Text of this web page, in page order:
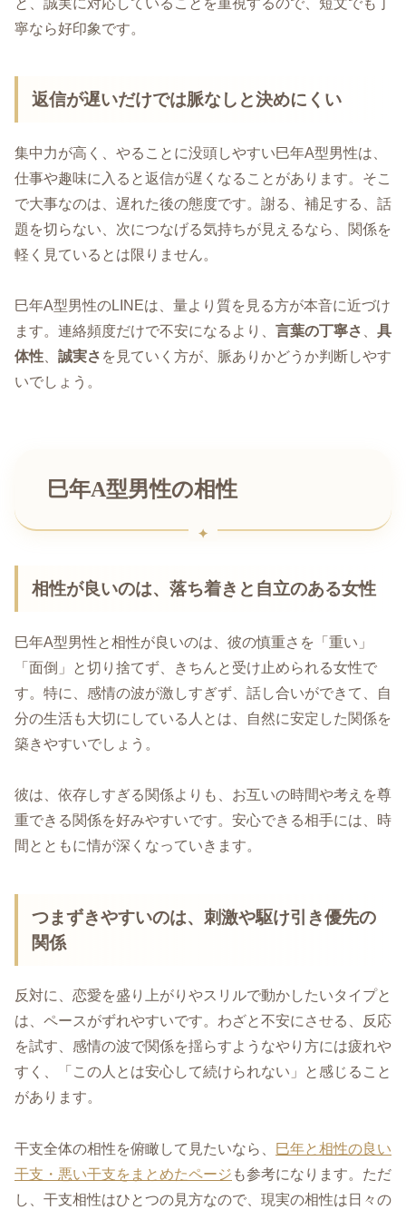
と、誠実に対応していることを重視するので、短文でも丁
寧なら好印象です。
返信が遅いだけでは脈なしと決めにくい
集中力が高く、やることに没頭しやすい巳年A型男性は、
仕事や趣味に入ると返信が遅くなることがあります。そこ
で大事なのは、遅れた後の態度です。謝る、補足する、話
題を切らない、次につなげる気持ちが見えるなら、関係を
軽く見ているとは限りません。
巳年A型男性のLINEは、量より質を見る方が本音に近づけ
ます。連絡頻度だけで不安になるより、 言葉の丁寧さ
具
体性
誠実さ を見ていく方が、脈ありかどうか判断しやす
いでしょう。
巳年A型男性の相性
相性が良いのは、落ち着きと自立のある女性
巳年A型男性と相性が良いのは、彼の慎重さを「重い」
「面倒」と切り捨てず、きちんと受け止められる女性で
す。特に、感情の波が激しすぎず、話し合いができて、自
分の生活も大切にしている人とは、自然に安定した関係を
築きやすいでしょう。
彼は、依存しすぎる関係よりも、お互いの時間や考えを尊
重できる関係を好みやすいです。安心できる相手には、時
間とともに情が深くなっていきます。
つまずきやすいのは、刺激や駆け引き優先の
関係
反対に、恋愛を盛り上がりやスリルで動かしたいタイプと
は、ペースがずれやすいです。わざと不安にさせる、反応
を試す、感情の波で関係を揺らすようなやり方には疲れや
すく、「この人とは安心して続けられない」と感じること
があります。
干支全体の相性を俯瞰して見たいなら、
巳年と相性の良い
干支・悪い干支をまとめたページ も参考になります。ただ
し、干支相性はひとつの見方なので、現実の相性は日々の